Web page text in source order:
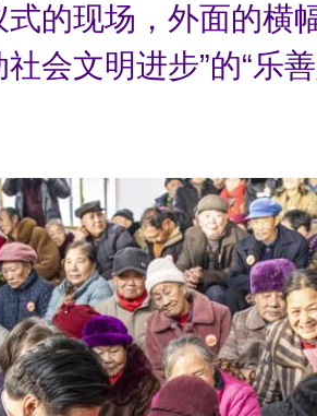
的现场，外面的横
会文明进步”的“乐